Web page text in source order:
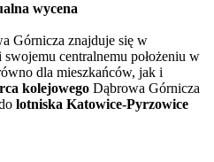
wycena
Górnicza znajduje się w
centralnemu położeniu w
dla mieszkańców, jak i
kolejowego Dąbrowa Górnicza
lotniska Katowice-Pyrzowice